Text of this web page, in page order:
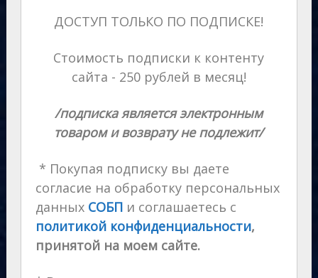
ДОСТУП ТОЛЬКО ПО ПОДПИСКЕ!
Стоимость подписки к контенту
сайта - 250 рублей в месяц!
/подписка является электронным
товаром и возврату не подлежит/
* Покупая подписку вы даете
согласие на обработку персональных
данных СОБП и соглашаетесь с
политикой конфиденциальности,
принятой на моем сайте.